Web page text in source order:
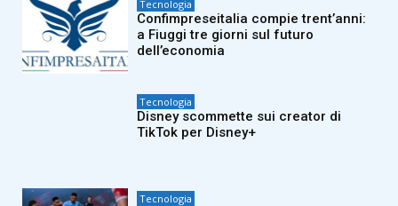
Tecnologia
Confimpreseitalia compie trent’anni:
a Fiuggi tre giorni sul futuro
dell’economia
Tecnologia
Disney scommette sui creator di
TikTok per Disney+
Tecnologia